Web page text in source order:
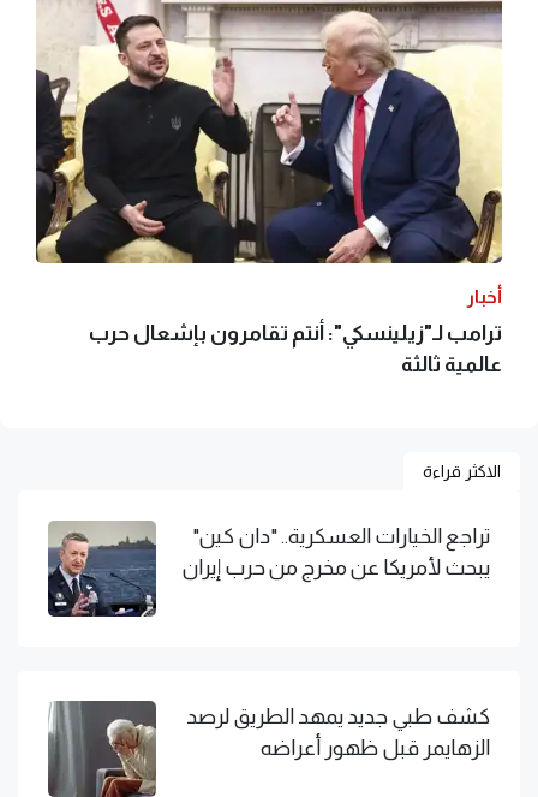
أخبار
ترامب لـ"زيلينسكي": أنتم تقامرون بإشعال حرب
عالمية ثالثة
الاكثر قراءة
تراجع الخيارات العسكرية.. "دان كين"
يبحث لأمريكا عن مخرج من حرب إيران
كشف طبي جديد يمهد الطريق لرصد
الزهايمر قبل ظهور أعراضه